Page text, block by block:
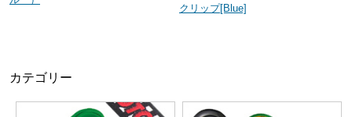
クリップ[Blue]
カテゴリー